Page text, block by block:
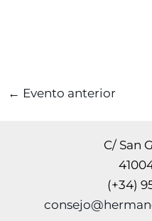
← Evento anterior
C/ San
(+34)